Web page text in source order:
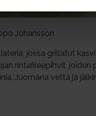
Johansson
jossa grillatut
rintafileepihvit,
Juomana vettä ja